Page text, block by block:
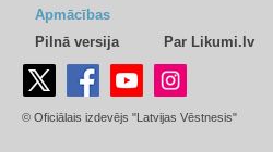
Apmācības
Pilnā versija
Par Likumi.lv
© Oficiālais izdevējs "Latvijas Vēstnesis"